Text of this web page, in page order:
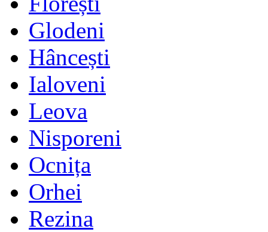
Glodeni
Hâncești
Ialoveni
Leova
Nisporeni
Ocnița
Orhei
Rezina